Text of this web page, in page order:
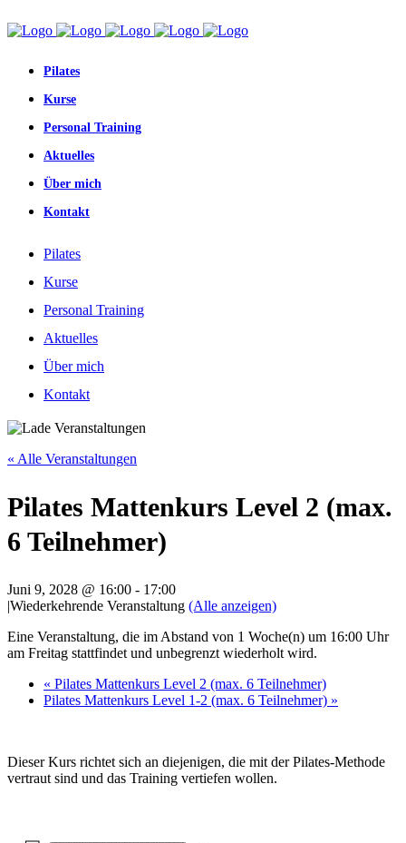
Pilates
Kurse
Personal Training
Aktuelles
Über mich
Kontakt
Pilates
Kurse
Personal Training
Aktuelles
Über mich
Kontakt
« Alle Veranstaltungen
Pilates Mattenkurs Level 2 (max.
6 Teilnehmer)
Juni 9, 2028 @ 16:00 - 17:00
|Wiederkehrende Veranstaltung (Alle anzeigen)
Eine Veranstaltung, die im Abstand von 1 Woche(n) um 16:00 Uhr
am Freitag stattfindet und unbegrenzt wiederholt wird.
« Pilates Mattenkurs Level 2 (max. 6 Teilnehmer)
Pilates Mattenkurs Level 1-2 (max. 6 Teilnehmer) »
Dieser Kurs richtet sich an diejenigen, die mit der Pilates-Methode
vertraut sind und das Training vertiefen wollen.